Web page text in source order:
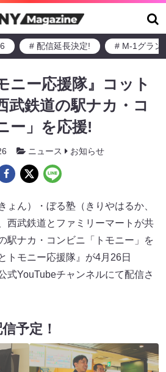
# 配信延長決定! # M-1グラン
ニー応援隊』コット
武鉄道の駅ナカ・コ
ー」を応援!
ニュース お知らせ
ょん）・ぼる塾（きりやはるか、
西武鉄道とファミリーマートが共
駅ナカ・コンビニ「トモニー」を
トモニー応援隊』が4月26日
式YouTubeチャンネルにて配信さ
予定！